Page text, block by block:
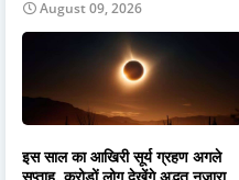
August 09, 2026
इस साल का आखिरी सूर्य ग्रहण अगले
सप्ताह, करोड़ों लोग देखेंगे अद्भुत नजारा